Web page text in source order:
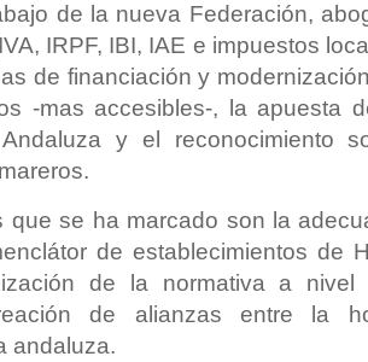
de la nueva Federación,
IRPF, IBI, IAE e impuestos
de financiación y
-mas accesibles-, la apuesta
Andaluza y el reconocimiento
que se ha marcado son la
de establecimientos de
de la normativa a
de alianzas entre la
andaluza.